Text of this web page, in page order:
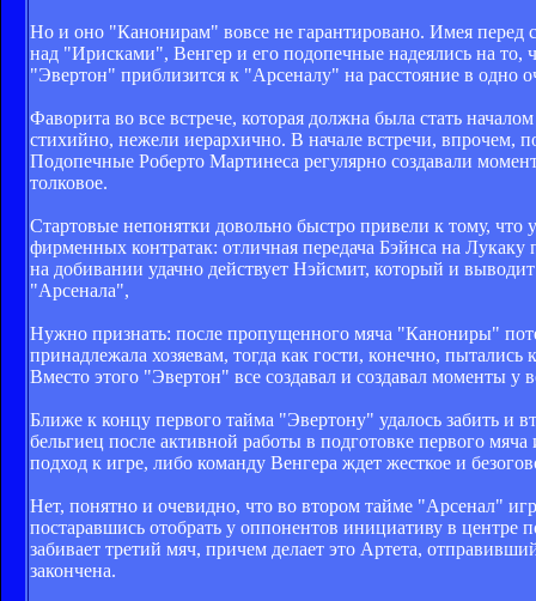
Но и оно "Канонирам" вовсе не гарантировано. Имея
над "Ирисками", Венгер и его подопечные надеялись на то,
"Эвертон" приблизится к "Арсеналу" на расстояние в одно
Фаворита во все встрече, которая должна была стать
стихийно, нежели иерархично. В начале встречи, впрочем,
Подопечные Роберто Мартинеса регулярно создавали
толковое.
Стартовые непонятки довольно быстро привели к тому,
фирменных контратак: отличная передача Бэйнса на
на добивании удачно действует Нэйсмит, который и
"Арсенала",
Нужно признать: после пропущенного мяча "Канониры"
принадлежала хозяевам, тогда как гости, конечно,
Вместо этого "Эвертон" все создавал и создавал моменты
Ближе к концу первого тайма "Эвертону" удалось забить и
бельгиец после активной работы в подготовке первого
подход к игре, либо команду Венгера ждет жесткое и
Нет, понятно и очевидно, что во втором тайме "Арсенал"
постаравшись отобрать у оппонентов инициативу в
забивает третий мяч, причем делает это Артета,
закончена.